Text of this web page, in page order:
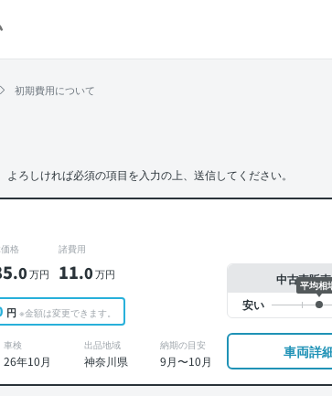
初期費用について
よろしければ必須の項目を入力の上、送信してください。
格
.0万円
諸費用
11.0万円
円 ※金額は変更できます。
車検
26年10月
出品地域
神奈川県
納期の目安
9月〜10月
中古車販
平均相
車両詳